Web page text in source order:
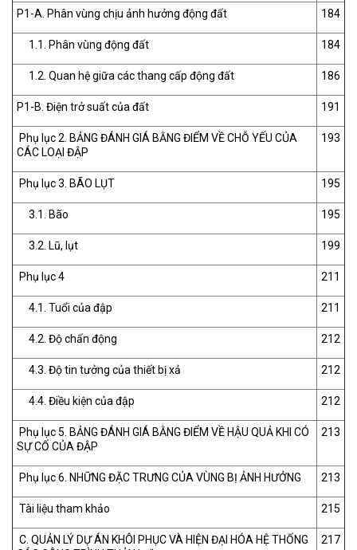
P1-A. Phân vùng chịu ảnh hưởng động đất 184
1.1. Phân vùng động đất 184
1.2. Quan hệ giữa các thang cấp động đất 186
P1-B. Điện trở suất của đất 191
Phụ lục 2. BẢNG ĐÁNH GIÁ BẰNG ĐIỂM VỀ CHỖ YẾU CỦA
CÁC LOẠI ĐẬP
193
Phụ lục 3. BÃO LỤT 195
3.1. Bão 195
3.2. Lũ, lụt 199
Phụ lục 4 211
4.1. Tuổi của đập 211
4.2. Độ chấn động 212
4.3. Độ tin tưởng của thiết bị xả 212
4.4. Điều kiện của đập 212
Phụ lục 5. BẢNG ĐÁNH GIÁ BẰNG ĐIỂM VỀ HẬU QUẢ KHI CÓ
SỰ CỐ CỦA ĐẬP
213
Phụ lục 6. NHỮNG ĐẶC TRƯNG CỦA VÙNG BỊ ẢNH HƯỞNG 213
Tài liệu tham khảo 215
C. QUẢN LÝ DỰ ÁN KHÔI PHỤC VÀ HIỆN ĐẠI HÓA HỆ THỐNG
217